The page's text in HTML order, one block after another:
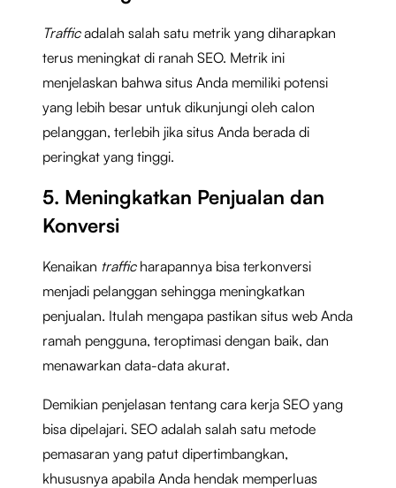
Trafficadalah salah satu metrik yang diharapkan
terus meningkat di ranah SEO. Metrik ini
menjelaskan bahwa situs Anda memiliki potensi
yang lebih besar untuk dikunjungi oleh calon
pelanggan, terlebih jika situs Anda berada di
peringkat yang tinggi.
5. Meningkatkan Penjualan dan
Konversi
Kenaikan trafficharapannya bisa terkonversi
menjadi pelanggan sehingga meningkatkan
penjualan. Itulah mengapa pastikan situs web Anda
ramah pengguna, teroptimasi dengan baik, dan
menawarkan data-data akurat.
Demikian penjelasan tentang cara kerja SEO yang
bisa dipelajari. SEO adalah salah satu metode
pemasaran yang patut dipertimbangkan,
khususnya apabila Anda hendak memperluas